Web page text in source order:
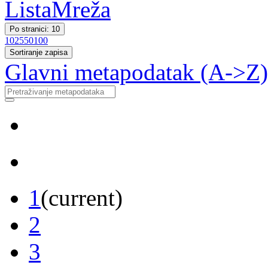
ListaMreža
Po stranici: 10
102550100
Sortiranje zapisa
Glavni metapodatak (A->Z)
1(current)
2
3